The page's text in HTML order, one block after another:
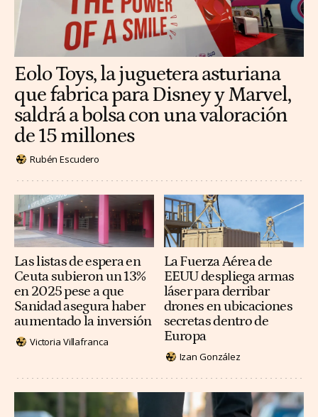
Eolo Toys, la juguetera asturiana
que fabrica para Disney y Marvel,
saldrá a bolsa con una valoración
de 15 millones
Rubén Escudero
Las listas de espera en
Ceuta subieron un 13%
en 2025 pese a que
Sanidad asegura haber
aumentado la inversión
Victoria Villafranca
La Fuerza Aérea de
EEUU despliega armas
láser para derribar
drones en ubicaciones
secretas dentro de
Europa
Izan González